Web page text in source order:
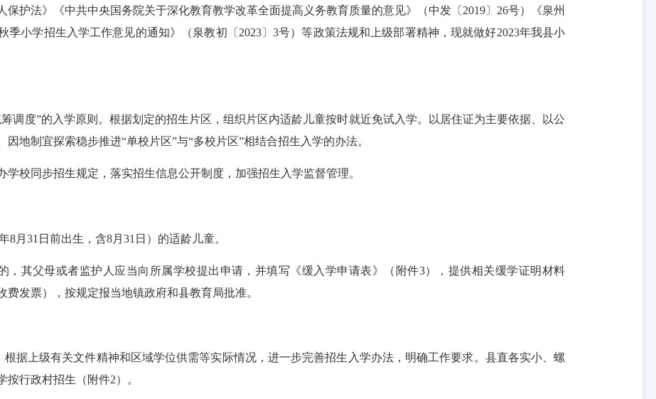
保护法》《中共中央国务院关于深化教育教学改革全面提高义务教育质量的意见》（中发〔 2019〕 26号）《泉州
季小学招生入学工作意见的通知》（泉教初〔 2023〕3号）等政策法规和上级部署精神，现就做好2023年我县小
筹调度”的 入学原则。根据划定的招生片区，组织片区内适龄儿童按时就近免试入学。以居住证为主要依据、以公
因地制宜探索稳步推进“单校片区”与“多校片区”相结合招生入学的办法。
学校同步招生规定，落实招生信息公开制度，加强招生入学监督管理。
8月 31 日前出生，含8月 31 日）的适龄儿童。
，其父母或者监护人应当向所属学校提出申请，并填写《缓入学申请表》（附件3），提供相关缓学证明材料
费发票），按规定报当地镇政府和县教育局批准。
根据上级有关文件精神和区域学位供需等实际情况，进一步完善招生入学办法，明确工作要求。县直各实小、螺
按行政村招生（附件2）。